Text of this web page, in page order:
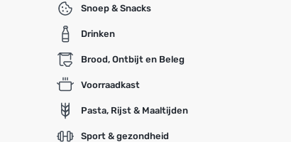
Snoep & Snacks
Drinken
Brood, Ontbijt en Beleg
Voorraadkast
Pasta, Rijst & Maaltijden
Sport & gezondheid